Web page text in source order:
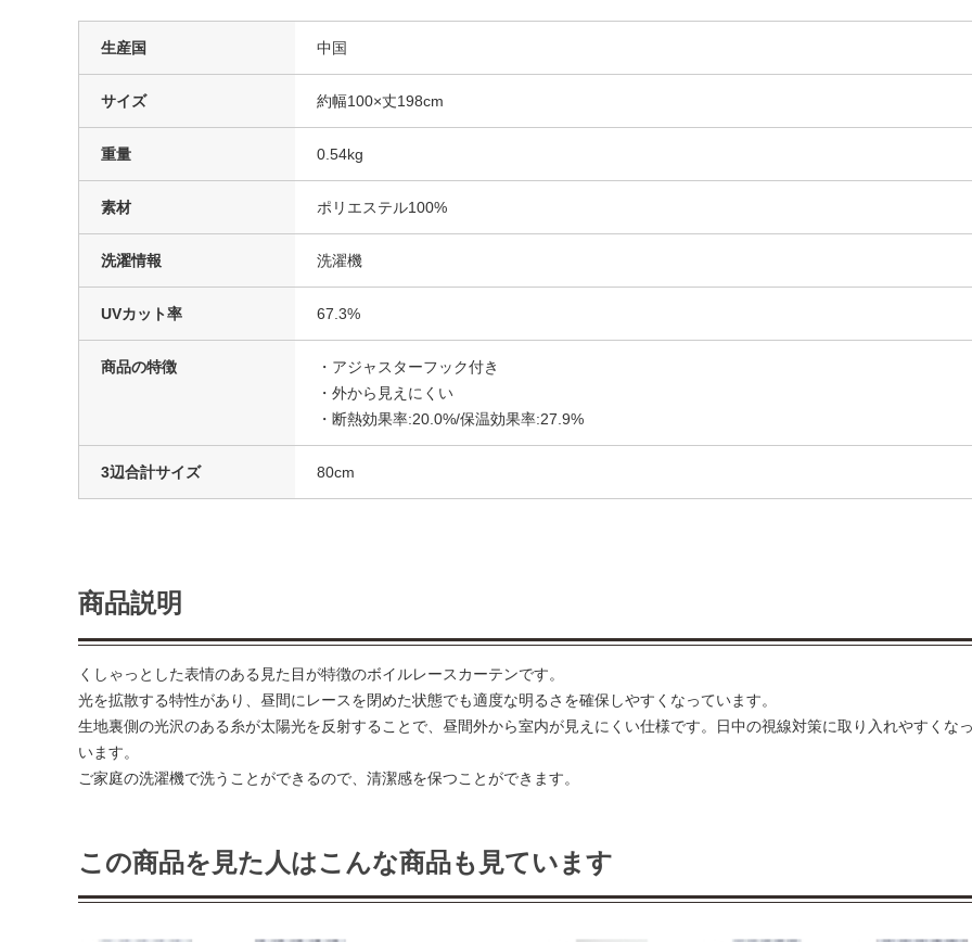
生産国 中国
サイズ 約幅100×丈198cm
重量 0.54kg
素材 ポリエステル100%
洗濯情報 洗濯機
UVカット率 67.3%
商品の特徴
・アジャスターフック付き
・外から見えにくい
・断熱効果率:20.0%/保温効果率:27.9%
3辺合計サイズ 80cm
商品説明
くしゃっとした表情のある見た目が特徴のボイルレースカーテンです。
光を拡散する特性があり、昼間にレースを閉めた状態でも適度な明るさを確保しやすくなっています。
生地裏側の光沢のある糸が太陽光を反射することで、昼間外から室内が見えにくい仕様です。日中の視線対策に取り入れやすくな
います。
ご家庭の洗濯機で洗うことができるので、清潔感を保つことができます。
この商品を見た人はこんな商品も見ています